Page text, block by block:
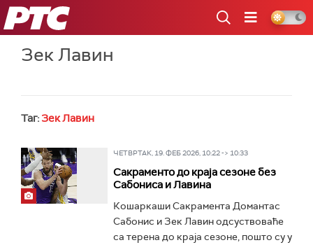
РТС
Зек Лавин
Таг: Зек Лавин
ЧЕТВРТАК, 19. ФЕБ 2026, 10:22 -> 10:33
Сакраменто до краја сезоне без
Сабониса и Лавина
Кошаркаши Сакрамента Домантас
Сабонис и Зек Лавин одсуствоваће
са терена до краја сезоне, пошто су у